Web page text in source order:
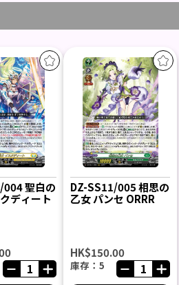
聖白の
ディート
DZ-SS11/005 相思の
乙女 パンセ ORRR
HK$150.00
庫存：5